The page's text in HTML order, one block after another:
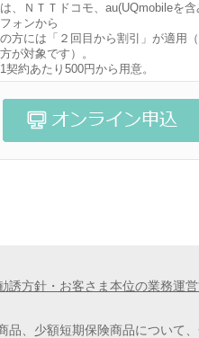
は、ＮＴＴドコモ、au(UQmobileを
ォンから
方には「２回目から割引」が適用
が対象です）。
契約あたり500円から用意。
誘方針・お客さま本位の業務運
品、少額短期保険商品について